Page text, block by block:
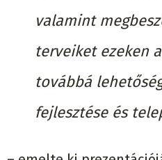
valamint
terveiket ezeken
továbbá
fejlesztése és